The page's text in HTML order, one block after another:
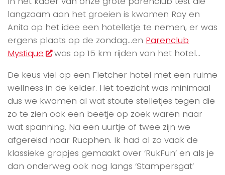
langzaam aan het groeien is kwamen Ray en
Anita op het idee een hotelletje te nemen, er was
ergens plaats op de zondag…en Parenclub
Mystique
was op 15 km rijden van het hotel…
De keus viel op een Fletcher hotel met een ruime
wellness in de kelder. Het toezicht was minimaal
dus we kwamen al wat stoute stelletjes tegen die
zo te zien ook een beetje op zoek waren naar
wat spanning. Na een uurtje of twee zijn we
afgereisd naar Rucphen. Ik had al zo vaak de
klassieke grapjes gemaakt over ‘RukFun’ en als je
dan onderweg ook nog langs ‘Stampersgat’